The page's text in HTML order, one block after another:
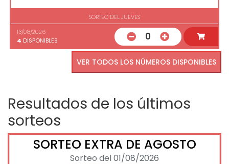
SORTEO DEL JUEVES
13/08/2026
4 DISPONIBLES 0
VER TODOS LOS NÚMEROS DISPONIBLES
Resultados de los últimos
sorteos
SORTEO EXTRA DE AGOSTO
Sorteo del 01/08/2026